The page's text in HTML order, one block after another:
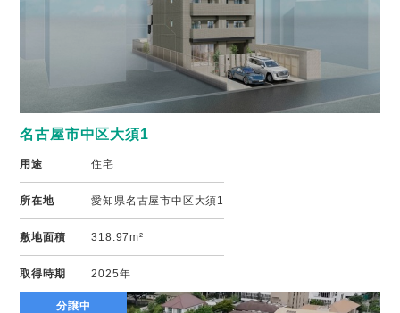
名古屋市中区大須1
用途 住宅
所在地 愛知県名古屋市中区大須1
敷地面積 318.97m²
取得時期 2025年
分譲中